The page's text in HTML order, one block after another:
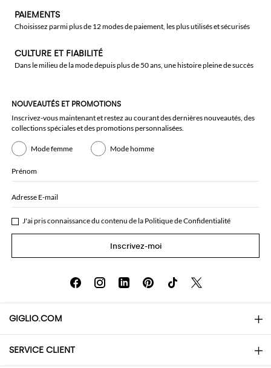
PAIEMENTS
Choisissez parmi plus de 12 modes de paiement, les plus utilisés et sécurisés
CULTURE ET FIABILITÉ
Dans le milieu de la mode depuis plus de 50 ans, une histoire pleine de succès
NOUVEAUTÉS ET PROMOTIONS
Inscrivez-vous maintenant et restez au courant des dernières nouveautés, des
collections spéciales et des promotions personnalisées.
Mode femme Mode homme
Prénom
Adresse E-mail
J'ai pris connaissance du contenu de la Politique de Confidentialité
Inscrivez-moi
GIGLIO.COM
About
SERVICE CLIENT